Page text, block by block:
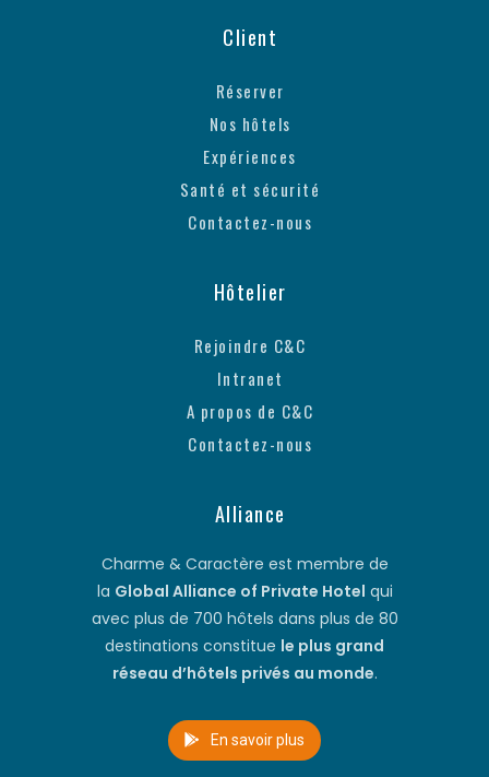
Client
Réserver
Nos hôtels
Expériences
Santé et sécurité
Contactez-nous
Hôtelier
Rejoindre C&C
Intranet
A propos de C&C
Contactez-nous
Alliance
Charme & Caractère est membre de
la Global Alliance of Private Hotel qui
avec plus de 700 hôtels dans plus de 80
destinations constitue le plus grand
réseau d’hôtels privés au monde.
En savoir plus